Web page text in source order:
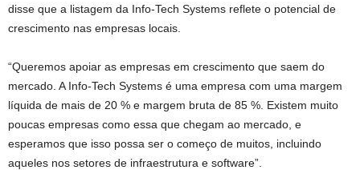
disse que a listagem da Info-Tech Systems reflete o potencial de
crescimento nas empresas locais.
“Queremos apoiar as empresas em crescimento que saem do
mercado. A Info-Tech Systems é uma empresa com uma margem
líquida de mais de 20 % e margem bruta de 85 %. Existem muito
poucas empresas como essa que chegam ao mercado, e
esperamos que isso possa ser o começo de muitos, incluindo
aqueles nos setores de infraestrutura e software”.